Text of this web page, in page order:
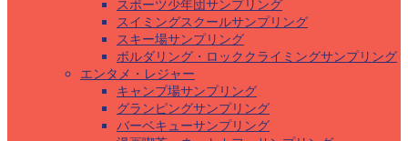
スポーツ少年団サンプリング
スイミングスクールサンプリング
スキー場サンプリング
ボルダリング・ロッククライミングサンプリング
エンタメ・レジャー
キャンプ場サンプリング
グランピングサンプリング
バーベキューサンプリング